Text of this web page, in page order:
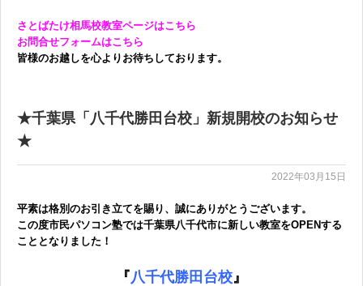
さとばたけ相馬校教室ページはこちら
お問合せフォームはこちら
皆様のお越しを心よりお待ちしております。
★千葉県「八千代勝田台校」新規開校のお知らせ
★
2022年03月15日
平素は格別のお引き立てを賜り、誠にありがとうございます。
この度市民パソコン塾では千葉県八千代市に新しい教室をOPENする
こととなりました！
『八千代勝田台校 』